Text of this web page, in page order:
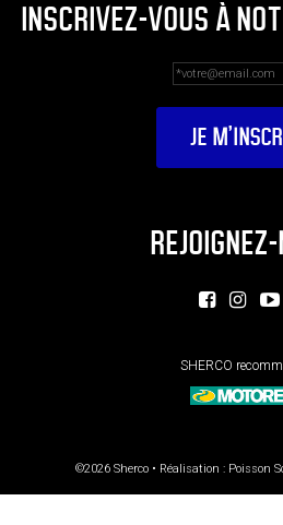
INSCRIVEZ-VOUS À
SHERCO
©2026 Sherco • Réalisation : Poisson